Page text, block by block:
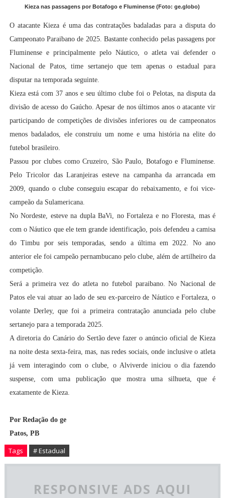
Kieza nas passagens por Botafogo e Fluminense (Foto: ge.globo)
O atacante Kieza é uma das contratações badaladas para a disputa do
Campeonato Paraibano de 2025. Bastante conhecido pelas passagens por
Fluminense e principalmente pelo Náutico, o atleta vai defender o
Nacional de Patos, time sertanejo que tem apenas o estadual para
disputar na temporada seguinte.
Kieza está com 37 anos e seu último clube foi o Pelotas, na disputa da
divisão de acesso do Gaúcho. Apesar de nos últimos anos o atacante vir
participando de competições de divisões inferiores ou de campeonatos
menos badalados, ele construiu um nome e uma história na elite do
futebol brasileiro.
Passou por clubes como Cruzeiro, São Paulo, Botafogo e Fluminense.
Pelo Tricolor das Laranjeiras esteve na campanha da arrancada em
2009, quando o clube conseguiu escapar do rebaixamento, e foi vice-
campeão da Sulamericana.
No Nordeste, esteve na dupla BaVi, no Fortaleza e no Floresta, mas é
com o Náutico que ele tem grande identificação, pois defendeu a camisa
do Timbu por seis temporadas, sendo a última em 2022. No ano
anterior ele foi campeão pernambucano pelo clube, além de artilheiro da
competição.
Será a primeira vez do atleta no futebol paraibano. No Nacional de
Patos ele vai atuar ao lado de seu ex-parceiro de Náutico e Fortaleza, o
volante Derley, que foi a primeira contratação anunciada pelo clube
sertanejo para a temporada 2025.
A diretoria do Canário do Sertão deve fazer o anúncio oficial de Kieza
na noite desta sexta-feira, mas, nas redes sociais, onde inclusive o atleta
já vem interagindo com o clube, o Alviverde iniciou o dia fazendo
suspense, com uma publicação que mostra uma silhueta, que é
exatamente de Kieza.
Por Redação do ge
Patos, PB
Tags # Estadual
RESPONSIVE ADS AQUI